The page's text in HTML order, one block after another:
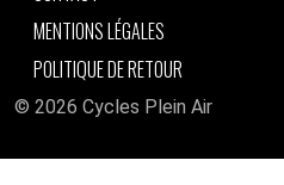
© 2026 Cycles Plein Air
MENTIONS LÉGALES
POLITIQUE DE RETOUR